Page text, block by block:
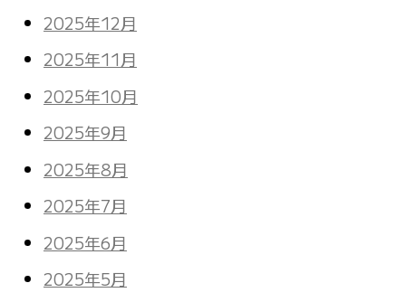
2025年12月
2025年11月
2025年10月
2025年9月
2025年8月
2025年7月
2025年6月
2025年5月